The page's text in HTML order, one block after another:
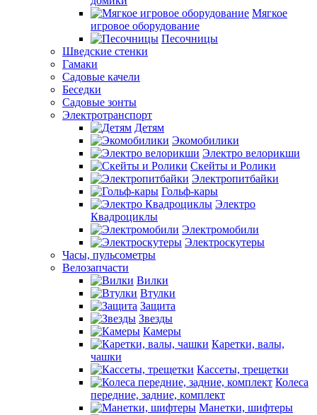
Мягкое
игровое оборудование
Песочницы
Шведские стенки
Гамаки
Садовые качели
Беседки
Садовые зонты
Электротранспорт
Детям
Экомобилики
Электро велорикши
Скейты и Ролики
Электропитбайки
Гольф-кары
Электро
Квадроциклы
Электромобили
Электроскутеры
Часы, пульсометры
Велозапчасти
Вилки
Втулки
Защита
Звезды
Камеры
Каретки, валы,
чашки
Кассеты, трещетки
Колеса
передние, задние, комплект
Манетки, шифтеры